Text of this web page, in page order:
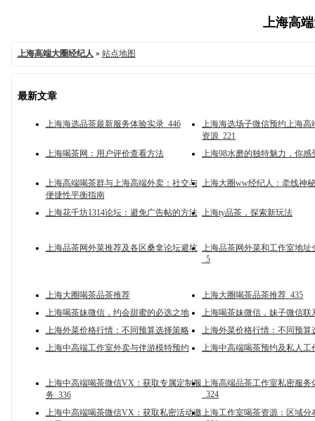
上海高
上海高端大圈经纪人 » 站点地图
最新文章
上海海选品茶最新服务体验实录_446
上海海选场子微信预约上海高
资源_221
上海喝茶网：用户评价查看方法
上海98水磨的独特魅力，你感
上海高端喝茶群与上海高端外卖：社交与
便捷性平衡指南
上海大圈ww经纪人：牵线神
上海花千坊1314论坛：避免广告帖的方法 上海ty品茶，探索新玩法
上海品茶网外菜推荐及各区桑拿论坛避坑 上海品茶网外菜和工作室地址
_5
上海大圈喝茶品茶推荐
上海大圈喝茶品茶推荐_435
上海喝茶妹微信，约会甜蜜的必选之地
上海喝茶妹微信，妹子微信联
上海外菜价格行情：不同预算选择策略
上海外菜价格行情：不同预算
上海中高端工作室外卖与伴游模特预约
上海中高端喝茶预约及私人工
上海中高端喝茶微信VX：获取专属定制服
务_336
上海高端品茶工作室私密服务
_324
上海中高端喝茶微信VX：获取私密活动邀上海工作室喝茶资源：区域分